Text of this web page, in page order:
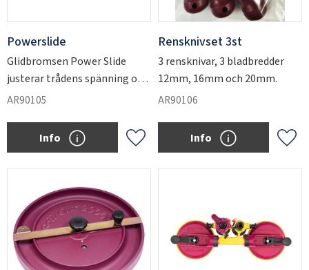
Powerslide
Glidbromsen Power Slide
justerar trådens spänning och
minskar risken för trådbrott
AR90105
Add to favorites
Info
Rensknivset 3st
3 rensknivar, 3 bladbredder
12mm, 16mm och 20mm.
AR90106
Add
Info